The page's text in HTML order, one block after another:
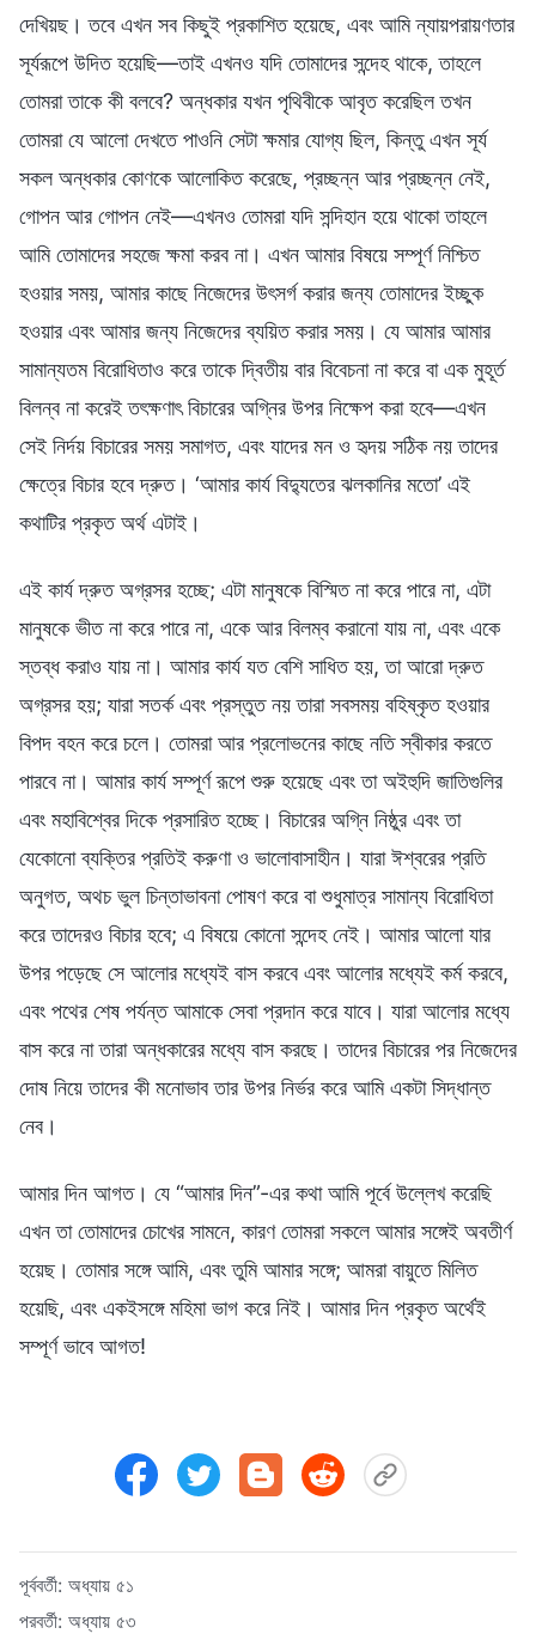
দেখিয়ছ। তবে এখন সব কিছুই প্রকাশিত হয়েছে, এবং আমি ন্যায়পরায়ণতার
সূর্যরূপে উদিত হয়েছি—তাই এখনও যদি তোমাদের সন্দেহ থাকে, তাহলে
তোমরা তাকে কী বলবে? অন্ধকার যখন পৃথিবীকে আবৃত করেছিল তখন
তোমরা যে আলো দেখতে পাওনি সেটা ক্ষমার যোগ্য ছিল, কিন্তু এখন সূর্য
সকল অন্ধকার কোণকে আলোকিত করেছে, প্রচ্ছন্ন আর প্রচ্ছন্ন নেই,
গোপন আর গোপন নেই—এখনও তোমরা যদি সন্দিহান হয়ে থাকো তাহলে
আমি তোমাদের সহজে ক্ষমা করব না। এখন আমার বিষয়ে সম্পূর্ণ নিশ্চিত
হওয়ার সময়, আমার কাছে নিজেদের উৎসর্গ করার জন্য তোমাদের ইচ্ছুক
হওয়ার এবং আমার জন্য নিজেদের ব্যয়িত করার সময়। যে আমার আমার
সামান্যতম বিরোধিতাও করে তাকে দ্বিতীয় বার বিবেচনা না করে বা এক মুহূর্ত
বিলন্ব না করেই তৎক্ষণাৎ বিচারের অগ্নির উপর নিক্ষেপ করা হবে—এখন
সেই নির্দয় বিচারের সময় সমাগত, এবং যাদের মন ও হৃদয় সঠিক নয় তাদের
ক্ষেত্রে বিচার হবে দ্রুত। ‘আমার কার্য বিদ্যুতের ঝলকানির মতো’ এই
কথাটির প্রকৃত অর্থ এটাই।
এই কার্য দ্রুত অগ্রসর হচ্ছে; এটা মানুষকে বিস্মিত না করে পারে না, এটা
মানুষকে ভীত না করে পারে না, একে আর বিলম্ব করানো যায় না, এবং একে
স্তব্ধ করাও যায় না। আমার কার্য যত বেশি সাধিত হয়, তা আরো দ্রুত
অগ্রসর হয়; যারা সতর্ক এবং প্রস্তুত নয় তারা সবসময় বহিষ্কৃত হওয়ার
বিপদ বহন করে চলে। তোমরা আর প্রলোভনের কাছে নতি স্বীকার করতে
পারবে না। আমার কার্য সম্পূর্ণ রূপে শুরু হয়েছে এবং তা অইহুদি জাতিগুলির
এবং মহাবিশ্বের দিকে প্রসারিত হচ্ছে। বিচারের অগ্নি নিষ্ঠুর এবং তা
যেকোনো ব্যক্তির প্রতিই করুণা ও ভালোবাসাহীন। যারা ঈশ্বরের প্রতি
অনুগত, অথচ ভুল চিন্তাভাবনা পোষণ করে বা শুধুমাত্র সামান্য বিরোধিতা
করে তাদেরও বিচার হবে; এ বিষয়ে কোনো সন্দেহ নেই। আমার আলো যার
উপর পড়েছে সে আলোর মধ্যেই বাস করবে এবং আলোর মধ্যেই কর্ম করবে,
এবং পথের শেষ পর্যন্ত আমাকে সেবা প্রদান করে যাবে। যারা আলোর মধ্যে
বাস করে না তারা অন্ধকারের মধ্যে বাস করছে। তাদের বিচারের পর নিজেদের
দোষ নিয়ে তাদের কী মনোভাব তার উপর নির্ভর করে আমি একটা সিদ্ধান্ত
নেব।
আমার দিন আগত। যে “আমার দিন”-এর কথা আমি পূর্বে উল্লেখ করেছি
এখন তা তোমাদের চোখের সামনে, কারণ তোমরা সকলে আমার সঙ্গেই অবতীর্ণ
হয়েছ। তোমার সঙ্গে আমি, এবং তুমি আমার সঙ্গে; আমরা বায়ুতে মিলিত
হয়েছি, এবং একইসঙ্গে মহিমা ভাগ করে নিই। আমার দিন প্রকৃত অর্থেই
সম্পূর্ণ ভাবে আগত!
পূর্ববর্তী: অধ্যায় ৫১
পরবর্তী: অধ্যায় ৫৩